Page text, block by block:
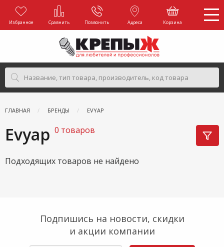
Избранное Сравнить Позвонить Адреса Корзина
ГЛАВНАЯ БРЕНДЫ EVYAP
Evyap 0 товаров
Подходящих товаров не найдено
Подпишись на новости, скидки
и акции компании